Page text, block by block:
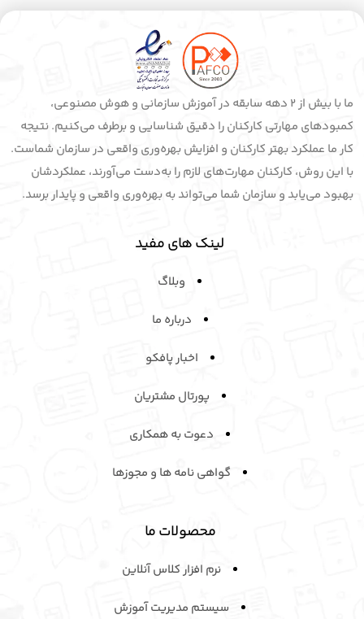
ما با بیش از 2 دهه سابقه در آموزش سازمانی و هوش مصنوعی،
کمبودهای مهارتی کارکنان را دقیق شناسایی و برطرف می‌کنیم. نتیجه
کار ما عملکرد بهتر کارکنان و افزایش بهره‌وری واقعی در سازمان شماست.
با این روش، کارکنان مهارت‌های لازم را به‌دست می‌آورند، عملکردشان
بهبود می‌یابد و سازمان شما می‌تواند به بهره‌وری واقعی و پایدار برسد.
لینک های مفید
وبلاگ
درباره ما
اخبار پافکو
پورتال مشتریان
دعوت به همکاری
گواهی نامه ها و مجوزها
محصولات ما
نرم افزار کلاس آنلاین
سیستم مدیریت آموزش